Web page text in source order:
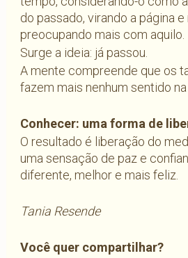
do passado, virando a página e
preocupando mais com aquilo.
Surge a ideia: já passou.
A mente compreende que os
fazem mais nenhum sentido na
Conhecer: uma forma de
O resultado é liberação do
uma sensação de paz e
diferente, melhor e mais feliz.
Tania Resende
Você quer compartilhar?